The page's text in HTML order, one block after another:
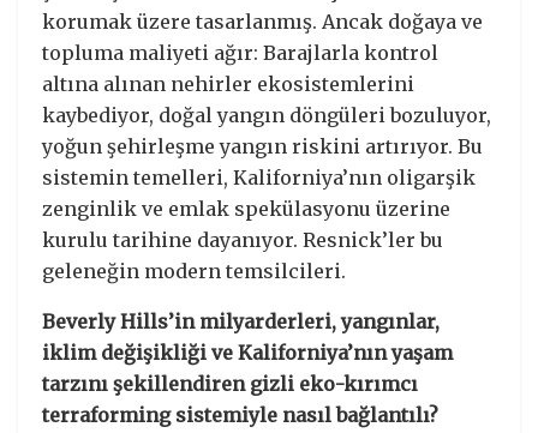
korumak üzere tasarlanmış. Ancak doğaya ve
topluma maliyeti ağır: Barajlarla kontrol
altına alınan nehirler ekosistemlerini
kaybediyor, doğal yangın döngüleri bozuluyor,
yoğun şehirleşme yangın riskini artırıyor. Bu
sistemin temelleri, Kaliforniya’nın oligarşik
zenginlik ve emlak spekülasyonu üzerine
kurulu tarihine dayanıyor. Resnick’ler bu
geleneğin modern temsilcileri.
Beverly Hills’in milyarderleri, yangınlar,
iklim değişikliği ve Kaliforniya’nın yaşam
tarzını şekillendiren gizli eko-kırımcı
terraforming sistemiyle nasıl bağlantılı?